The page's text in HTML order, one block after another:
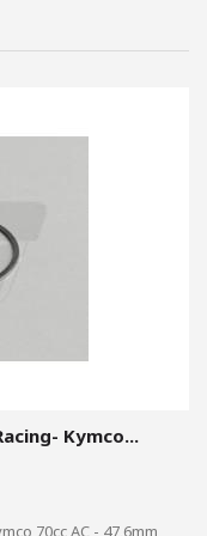
Kymco...
70cc AC - 47,6mm